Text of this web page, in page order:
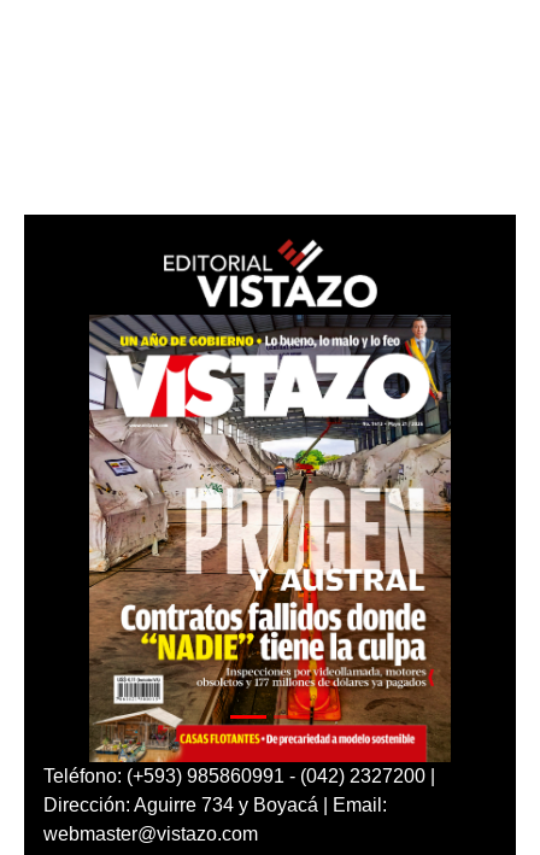
Teléfono: (+593) 985860991 - (042) 2327200 |
Dirección: Aguirre 734 y Boyacá | Email:
webmaster@vistazo.com